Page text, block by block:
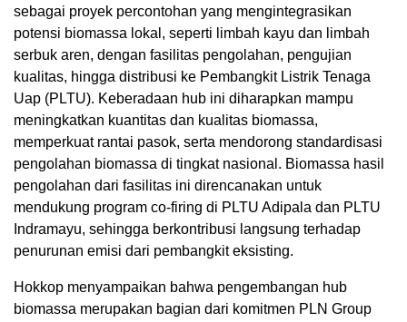
sebagai proyek percontohan yang mengintegrasikan
potensi biomassa lokal, seperti limbah kayu dan limbah
serbuk aren, dengan fasilitas pengolahan, pengujian
kualitas, hingga distribusi ke Pembangkit Listrik Tenaga
Uap (PLTU). Keberadaan hub ini diharapkan mampu
meningkatkan kuantitas dan kualitas biomassa,
memperkuat rantai pasok, serta mendorong standardisasi
pengolahan biomassa di tingkat nasional. Biomassa hasil
pengolahan dari fasilitas ini direncanakan untuk
mendukung program co-firing di PLTU Adipala dan PLTU
Indramayu, sehingga berkontribusi langsung terhadap
penurunan emisi dari pembangkit eksisting.
Hokkop menyampaikan bahwa pengembangan hub
biomassa merupakan bagian dari komitmen PLN Group